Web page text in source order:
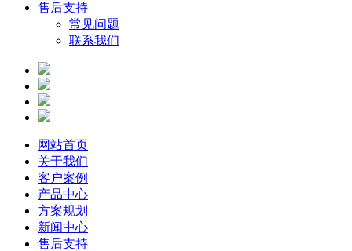
售后支持
常见问题
联系我们
网站首页
关于我们
客户案例
产品中心
方案规划
新闻中心
售后支持